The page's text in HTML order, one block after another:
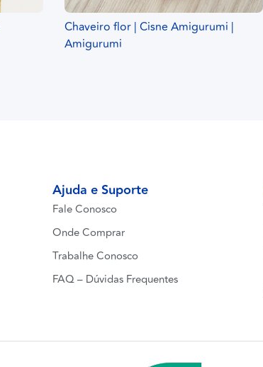
Chaveiro flor | Cisne Amigurumi |
Amigurumi
Ajuda e Suporte
Fale Conosco
Onde Comprar
Trabalhe Conosco
FAQ – Dúvidas Frequentes